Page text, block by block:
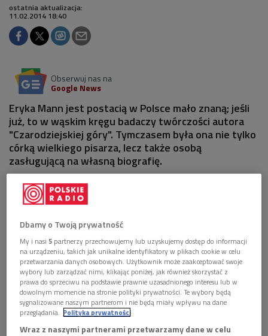
ostatnia aktualizacja:
11.02.2014 18:40
Obserwuj nas na
Google News
Eryka Mann jest postacią w Polsce mało znaną; jeśli
już, to w wąskim kręgu badaczy twórczości autora
"Czarodziejskiej góry". Tymczasem była ona nie tylko
córką wielkiego pisarza, lecz także osobą
zasługującą na własną biografię.
Dbamy o Twoją prywatność
My i nasi5 partnerzy przechowujemy lub uzyskujemy dostęp do informacji
na urządzeniu, takich jak unikalne identyfikatory w plikach cookie w celu
przetwarzania danych osobowych. Użytkownik może zaakceptować swoje
wybory lub zarządzać nimi, klikając poniżej, jak również skorzystać z
prawa do sprzeciwu na podstawie prawnie uzasadnionego interesu lub w
dowolnym momencie na stronie polityki prywatności. Te wybory będą
sygnalizowane naszym partnerom i nie będą miały wpływu na dane
przeglądania. Polityka prywatności
Wraz z naszymi partnerami przetwarzamy dane w celu